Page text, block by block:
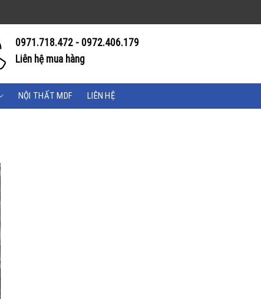
0971.718.472 - 0972.406.179
Liên hệ mua hàng
NỘI THẤT MDF LIÊN HỆ